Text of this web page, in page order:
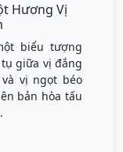
Hương Vị
biểu tượng
giữa vị đắng
vị ngọt béo
bản hòa tấu